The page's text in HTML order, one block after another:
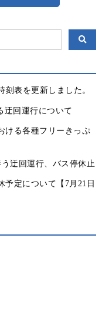
刻表を更新しました。
迂回運行について
ける各種フリーきっぷ
迂回運行、バス停休止
予定について【7月21日